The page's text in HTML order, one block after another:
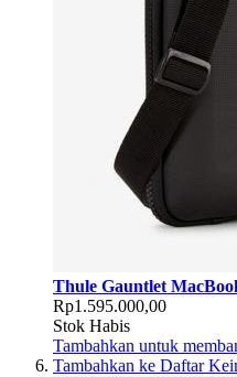
Thule Gauntlet
Rp1.595.000,00
Stok Habis
Tambahkan untuk
Tambahkan ke Daftar